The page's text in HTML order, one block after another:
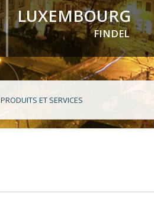
LUXEMBOURG
FINDEL
PRODUITS ET SERVICES